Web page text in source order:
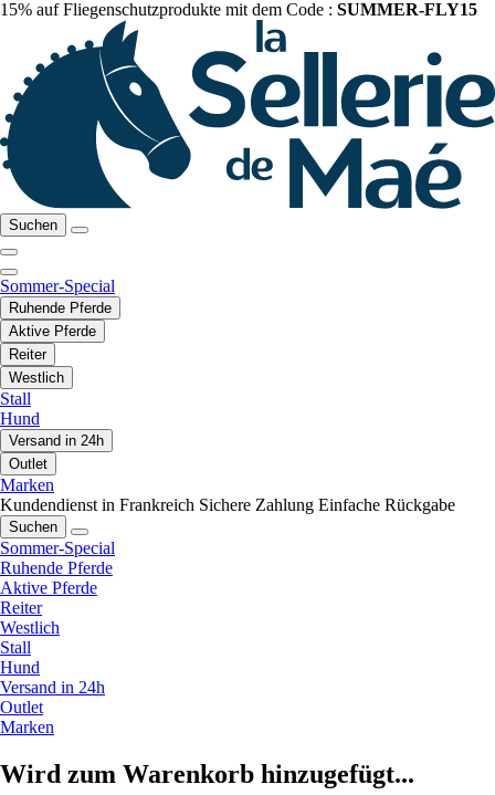
15% auf Fliegenschutzprodukte mit dem Code : SUMMER-FLY15
Suchen
Sommer-Special
Ruhende Pferde
Aktive Pferde
Reiter
Westlich
Stall
Hund
Versand in 24h
Outlet
Marken
Kundendienst in Frankreich Sichere Zahlung Einfache Rückgabe
Suchen
Sommer-Special
Ruhende Pferde
Aktive Pferde
Reiter
Westlich
Stall
Hund
Versand in 24h
Outlet
Marken
Wird zum Warenkorb hinzugefügt...